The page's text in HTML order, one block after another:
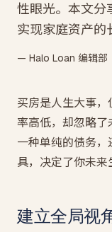
性眼光。本文分
实现家庭资产的
— Halo Loan 编辑部
买房是人生大事
率高低，却忽略
一种单纯的债务
具，决定了你未来
建立全局视